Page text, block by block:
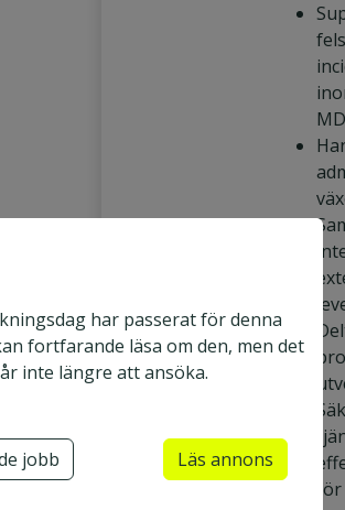
har passerat för denna
fortfarande läsa om den, men det
inte längre att ansöka.
jobb Läs annons